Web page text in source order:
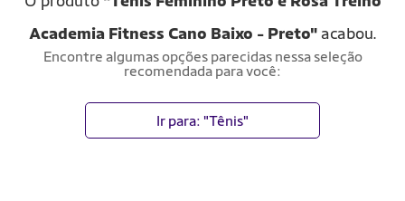
Academia Fitness Cano Baixo - Preto"acabou.
Encontre algumas opções parecidas nessa seleção
recomendada para você:
Ir para: "Tênis"